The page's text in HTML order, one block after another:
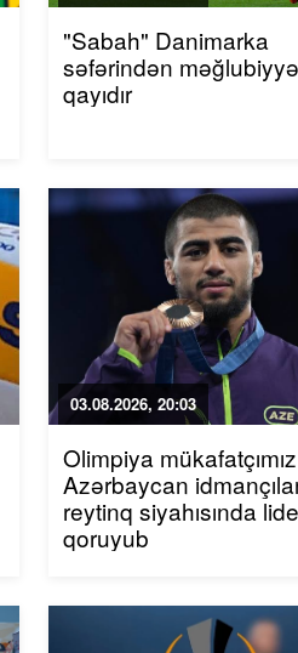
"Sabah" Danimarka
səfərindən
qayıdır
03.08.2026, 20:03
Olimpiya mükafatçımız
Azərbaycan
reytinq siyahısında
qoruyub